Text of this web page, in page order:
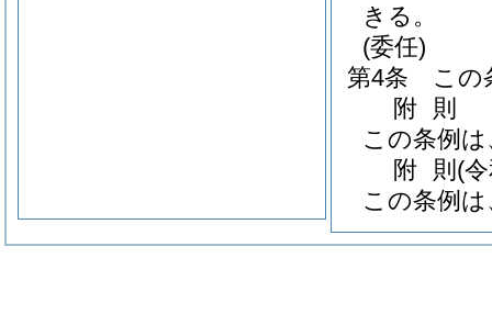
きる。
(委任)
第4条
この
附 則
この条例
附 則 (
この条例